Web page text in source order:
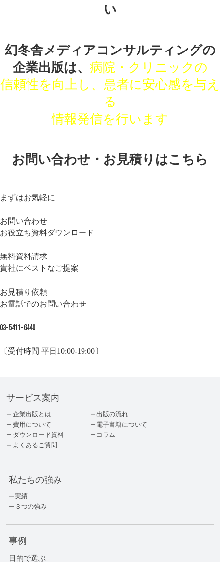
い
幻冬舎メディアコンサルティングの
企業出版は、 病院・クリニックの
信頼性を向上し、患者に安心感を与え
る
情報発信を行います
お問い合わせ・お見積りはこちら
まずはお気軽に
お問い合わせ
お役立ち資料ダウンロード
無料資料請求
貴社にベストなご提案
お見積り依頼
お電話でのお問い合わせ
03-5411-6440
〔受付時間 平日10:00-19:00〕
サービス案内
企業出版とは
出版の流れ
費用について
電子書籍について
ダウンロード資料
コラム
よくあるご質問
私たちの強み
実績
３つの強み
事例
目的で選ぶ